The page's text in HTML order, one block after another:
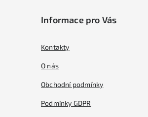
Informace pro Vás
Kontakty
O nás
Obchodní podmínky
Podmínky GDPR